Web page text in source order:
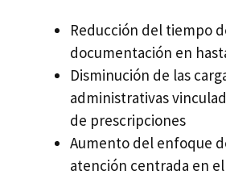
Reducción del tiempo
documentación en
Disminución de las
administrativas
de prescripciones
Aumento del enfoque
atención centrada en